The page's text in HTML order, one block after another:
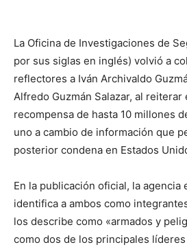
La Oficina de Investigaciones de
por sus siglas en inglés) volvió a
reflectores a Iván Archivaldo
Alfredo Guzmán Salazar, al reiterar
recompensa de hasta 10 millones
uno a cambio de información que
posterior condena en Estados
En la publicación oficial, la agencia
identifica a ambos como
los describe como «armados y
como dos de los principales